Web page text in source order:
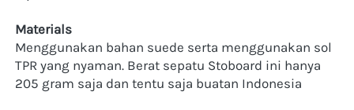
Materials
Menggunakan bahan suede serta menggunakan sol
TPR yang nyaman. Berat sepatu Stoboard ini hanya
205 gram saja dan tentu saja buatan Indonesia